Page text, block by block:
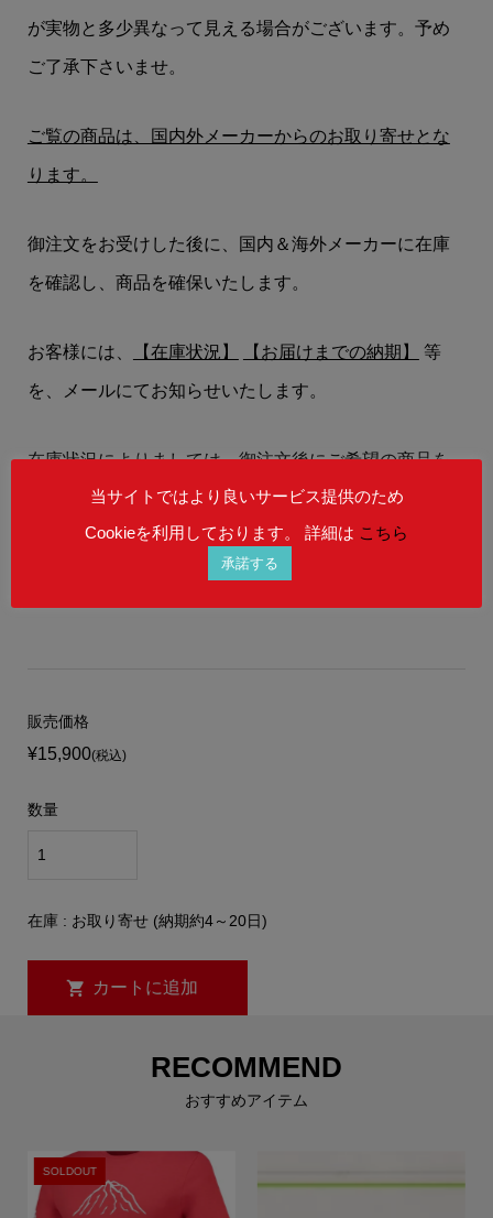
が実物と多少異なって見える場合がございます。予め
ご了承下さいませ。
ご覧の商品は、国内外メーカーからのお取り寄せとな
ります。
御注文をお受けした後に、国内＆海外メーカーに在庫
を確認し、商品を確保いたします。
お客様には、 【在庫状況】 【お届けまでの納期】 等
を、メールにてお知らせいたします。
在庫状況によりましては、御注文後にご希望の商品を
ご用意することができない場合もございます。
予めご理解を賜りますよう、何卒宜しくお願い申し上
販売価格
¥15,900(税込)
数量
在庫 : お取り寄せ (納期約4～20日)
RECOMMEND
おすすめアイテム
SOLDOUT
当サイトではより良いサービス提供のため
Cookieを利用しております。 詳細は こちら
承諾する